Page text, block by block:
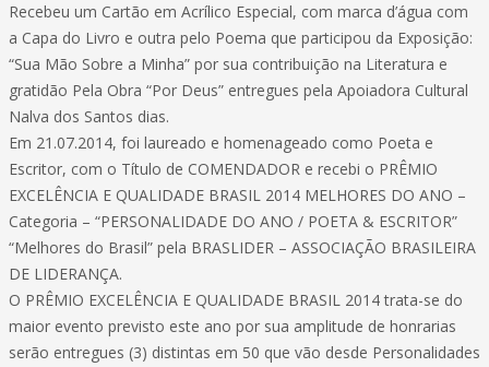
Recebeu um Cartão em Acrílico Especial, com marca d’água com
a Capa do Livro e outra pelo Poema que participou da Exposição:
“Sua Mão Sobre a Minha” por sua contribuição na Literatura e
gratidão Pela Obra “Por Deus” entregues pela Apoiadora Cultural
Nalva dos Santos dias.
Em 21.07.2014, foi laureado e homenageado como Poeta e
Escritor, com o Título de COMENDADOR e recebi o PRÊMIO
EXCELÊNCIA E QUALIDADE BRASIL 2014 MELHORES DO ANO –
Categoria – “PERSONALIDADE DO ANO / POETA & ESCRITOR”
“Melhores do Brasil” pela BRASLIDER – ASSOCIAÇÃO BRASILEIRA
DE LIDERANÇA.
O PRÊMIO EXCELÊNCIA E QUALIDADE BRASIL 2014 trata-se do
maior evento previsto este ano por sua amplitude de honrarias
serão entregues (3) distintas em 50 que vão desde Personalidades